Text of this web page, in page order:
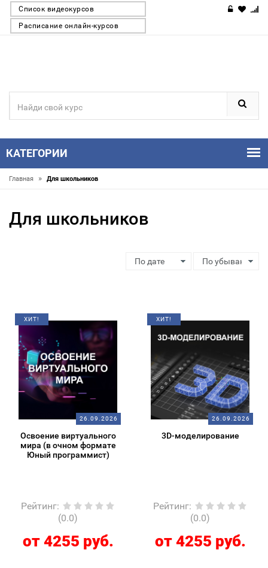
Список видеокурсов
Расписание онлайн-курсов
КАТЕГОРИИ
Главная » Для школьников
Для школьников
ХИТ!
26.09.2026
Освоение виртуального
мира (в очном формате
Юный программист)
Рейтинг:
(0.0)
от 4255 руб.
ХИТ!
26.09.2026
3D-моделирование
Рейтинг:
(0.0)
от 4255 руб.